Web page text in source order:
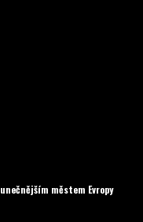
městem Evropy